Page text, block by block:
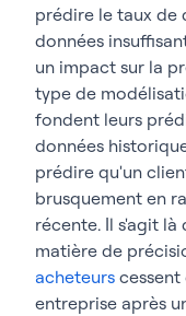
prédire le taux de
données
un impact sur la
type de
fondent leurs
données
prédire qu'un
brusquement en
récente. Il s'agit
matière de
acheteurs
entreprise après